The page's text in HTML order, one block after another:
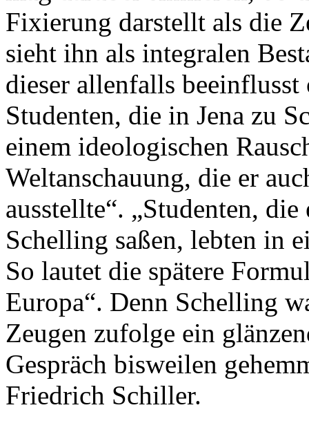
Fixierung darstellt als die
sieht ihn als integralen
dieser allenfalls
Studenten, die in Jena zu
einem ideologischen
Weltanschauung, die er
ausstellte“. „Studenten,
Schelling saßen, lebten in
So lautet die spätere
Europa“. Denn Schelling
Zeugen zufolge ein
Gespräch bisweilen
Friedrich Schiller.